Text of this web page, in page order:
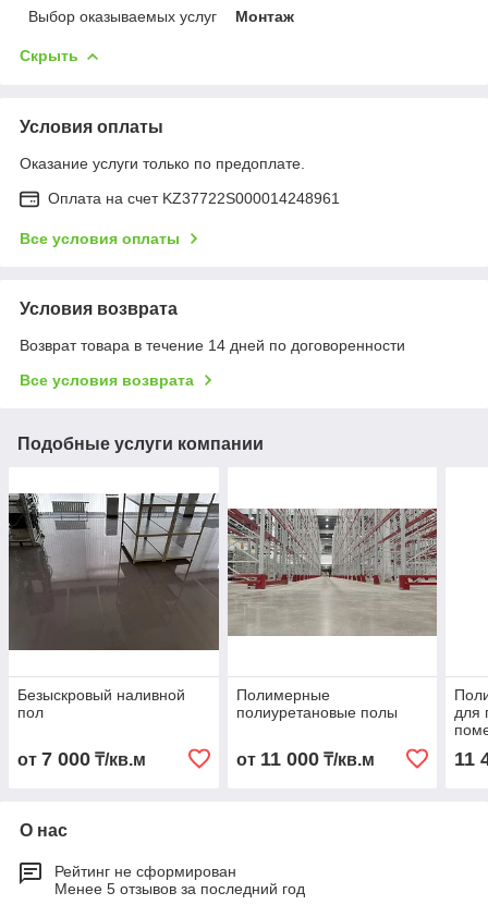
Выбор оказываемых услуг
Монтаж
Скрыть
Условия оплаты
Оказание услуги только по предоплате.
Оплата на счет KZ37722S000014248961
Все условия оплаты
Условия возврата
Возврат товара в течение 14 дней по договоренности
Все условия возврата
Подобные услуги компании
Безыскровый наливной
пол
от 7 000 ₸/кв.м
Полимерные
полиуретановые полы
от 11 000₸/кв.м
для
11
О нас
Рейтинг не сформирован
Менее 5 отзывов за последний год